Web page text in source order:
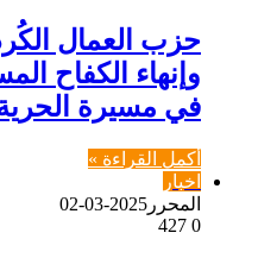
حزب العمال
وإنهاء الكفاح
في مسيرة
أكمل القراءة »
اخبار
المحرر 2025-03-02
0